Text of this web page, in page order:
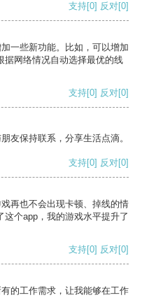
支持[0] 反对[0]
一些新功能。比如，可以增加
据网络情况自动选择最优的线
支持[0] 反对[0]
友保持联系，分享生活点滴。
支持[0] 反对[0]
再也不会出现卡顿、掉线的情
个app，我的游戏水平提升了
支持[0] 反对[0]
的工作需求，让我能够在工作